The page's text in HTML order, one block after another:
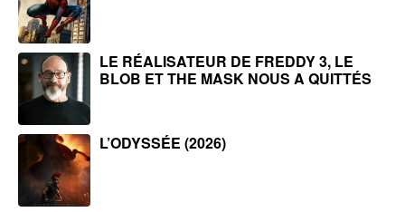
LE RÉALISATEUR DE FREDDY 3, LE
BLOB ET THE MASK NOUS A QUITTÉS
L’ODYSSÉE (2026)